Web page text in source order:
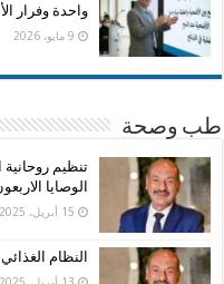
واحدة وفرار
9 مايو، 2026
طب وصحة
تنظيم روحانية
الوصايا
15 أبريل، 2025
النظام